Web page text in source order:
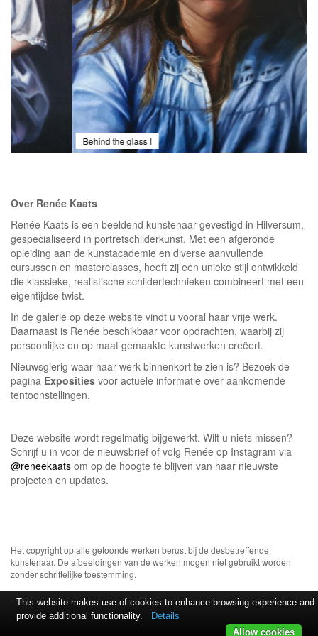
Behind the glass I
Over Renée Kaats
Renée Kaats is een beeldend kunstenaar gevestigd in Hilversum,
gespecialiseerd in portretschilderkunst. Met een afgeronde
opleiding aan de kunstacademie en diverse aanvullende
cursussen en masterclasses, heeft zij een unieke stijl ontwikkeld
die klassieke, realistische schildertechnieken combineert met een
eigentijdse twist.
In de galerie op deze website vindt u vooral haar vrije werk.
Daarnaast is Renée beschikbaar voor opdrachten, waarbij zij
persoonlijke en op maat gemaakte kunstwerken creëert.
Nieuwsgierig waar haar werk binnenkort te zien is? Bezoek de
pagina Exposities voor actuele informatie over aankomende
tentoonstellingen.
Deze website wordt regelmatig bijgewerkt. Wilt u niets missen?
Schrijf u in voor de nieuwsbrief of volg Renée op Instagram via
@reneekaats om op de hoogte te blijven van haar nieuwste
projecten en updates.
Het copyright op alle getoonde werken berust bij de desbetreffende
kunstenaar. De afbeeldingen van de werken mogen niet gebruikt worden
zonder schriftelijke toestemming.
This website makes use of cookies to enhance browsing experience and
provide additional functionality.
Details
Allow cookies